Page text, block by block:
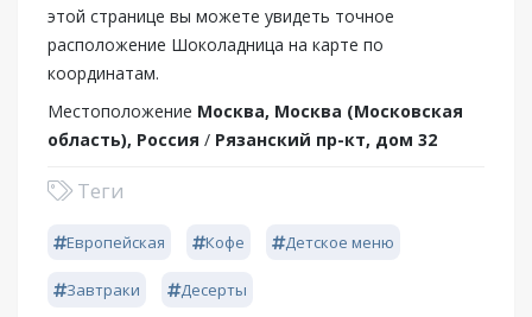
этой странице вы можете увидеть точное
расположение Шоколадница на карте по
координатам.
Местоположение Москва, Москва (Московская
область), Россия / Рязанский пр-кт, дом 32
Теги
Европейская Кофе Детское меню
Завтраки Десерты